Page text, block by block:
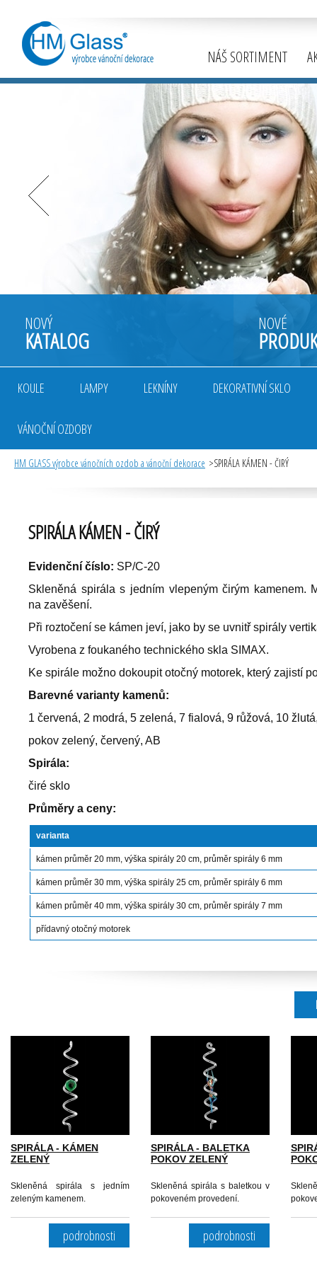
NÁŠ SORTIMENT
NOVÝ
KATALOG
NOVÉ
KOULE LAMPY LEKNÍNY DEKORATIVNÍ SKLO
VÁNOČNÍ OZDOBY
HM GLASS výrobce vánočních ozdob a vánoční dekorace SPIRÁLA KÁMEN - ČIRÝ
SPIRÁLA KÁMEN - ČIRÝ
Evidenční číslo: SP/C-20
Skleněná spirála s jedním vlepeným čirým kamenem.
na zavěšení.
Při roztočení se kámen jeví, jako by se uvnitř spirály
Vyrobena z foukaného technického skla SIMAX.
Ke spirále možno dokoupit otočný motorek, který zajistí
Barevné varianty kamenů:
1 červená, 2 modrá, 5 zelená, 7 fialová, 9 růžová, 10
pokov zelený, červený, AB
Spirála:
čiré sklo
Průměry a ceny:
varianta
kámen průměr 20 mm, výška spirály 20 cm, průměr spirály 6 mm
kámen průměr 30 mm, výška spirály 25 cm, průměr spirály 6 mm
kámen průměr 40 mm, výška spirály 30 cm, průměr spirály 7 mm
přídavný otočný motorek
SPIRÁLA - KÁMEN
ZELENÝ
Skleněná spirála s jedním
zeleným kamenem.
podrobnosti
SPIRÁLA - BALETKA
POKOV ZELENÝ
Skleněná spirála s baletkou v
pokoveném provedení.
podrobnosti